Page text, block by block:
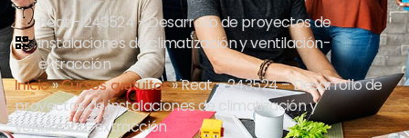
Reat - 243524 - Desarrollo de proyectos de
instalaciones de climatización y ventilación-
extracción
Inicio»Cursos gratuitos»Reat – 243524 – Desarrollo de
proyectos de instalaciones de climatización y
ventilación-extracción